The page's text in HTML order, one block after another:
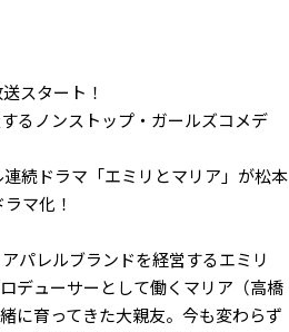
スタート！
るノンストップ・ガールズコメデ
続ドラマ「エミリとマリア」が松本
マ化！
パレルブランドを経営するエミリ
デューサーとして働くマリア（高橋
に育ってきた大親友。今も変わらず